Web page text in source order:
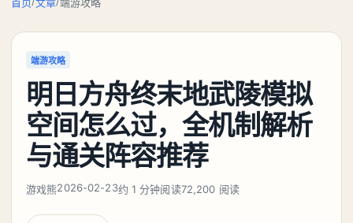
端游攻略
明日方舟终末地武陵模拟
空间怎么过，全机制解析
与通关阵容推荐
游戏熊2026-02-23约 1 分钟阅读72,200 阅读